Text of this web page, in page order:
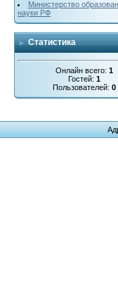
Министерство
науки РФ
Статистика
Онлайн всего: 1
Гостей: 1
Пользователей: 0